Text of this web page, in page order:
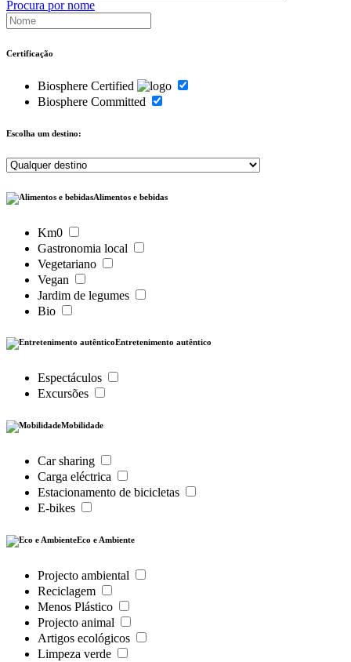
Procura por nome
Certificação
Biosphere Certified
Biosphere Committed
Escolha um destino:
Alimentos e bebidas
Km0
Gastronomia local
Vegetariano
Vegan
Jardim de legumes
Bio
Entretenimento autêntico
Espectáculos
Excursões
Mobilidade
Car sharing
Carga eléctrica
Estacionamento de bicicletas
E-bikes
Eco e Ambiente
Projecto ambiental
Reciclagem
Menos Plástico
Projecto animal
Artigos ecológicos
Limpeza verde